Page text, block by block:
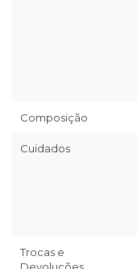
Composição
Cuidados
Trocas e